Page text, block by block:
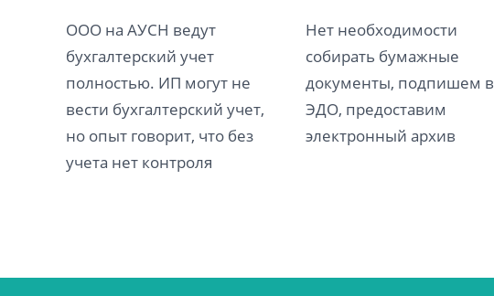
ООО на АУСН ведут
бухгалтерский учет
полностью. ИП могут не
вести бухгалтерский учет,
но опыт говорит, что без
учета нет контроля
Нет необходимости
собирать бумажные
документы, подпишем в
ЭДО, предоставим
электронный архив